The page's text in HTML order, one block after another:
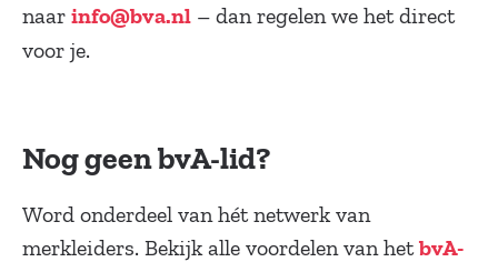
naar info@bva.nl – dan regelen we het direct
voor je.
Nog geen bvA-lid?
Word onderdeel van hét netwerk van
merkleiders. Bekijk alle voordelen van hetbvA-